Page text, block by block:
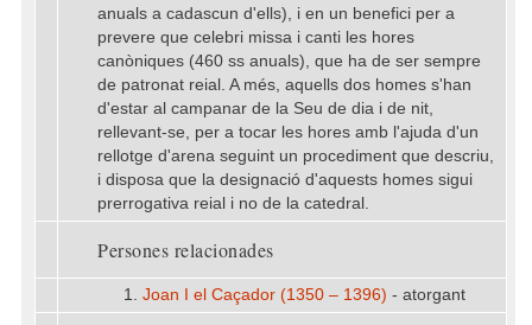
anuals a cadascun d'ells), i en un benefici per a
prevere que celebri missa i canti les hores
canòniques (460 ss anuals), que ha de ser sempre
de patronat reial. A més, aquells dos homes s'han
d'estar al campanar de la Seu de dia i de nit,
rellevant-se, per a tocar les hores amb l'ajuda d'un
rellotge d'arena seguint un procediment que descriu,
i disposa que la designació d'aquests homes sigui
prerrogativa reial i no de la catedral.
Persones relacionades
1. Joan I el Caçador (1350 – 1396) - atorgant